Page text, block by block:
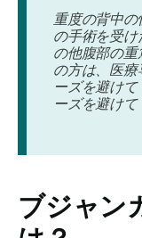
重度の背中
の手術を受
の他腹部の
の方は、医
ーズを避け
ーズを避けて
ブジャン